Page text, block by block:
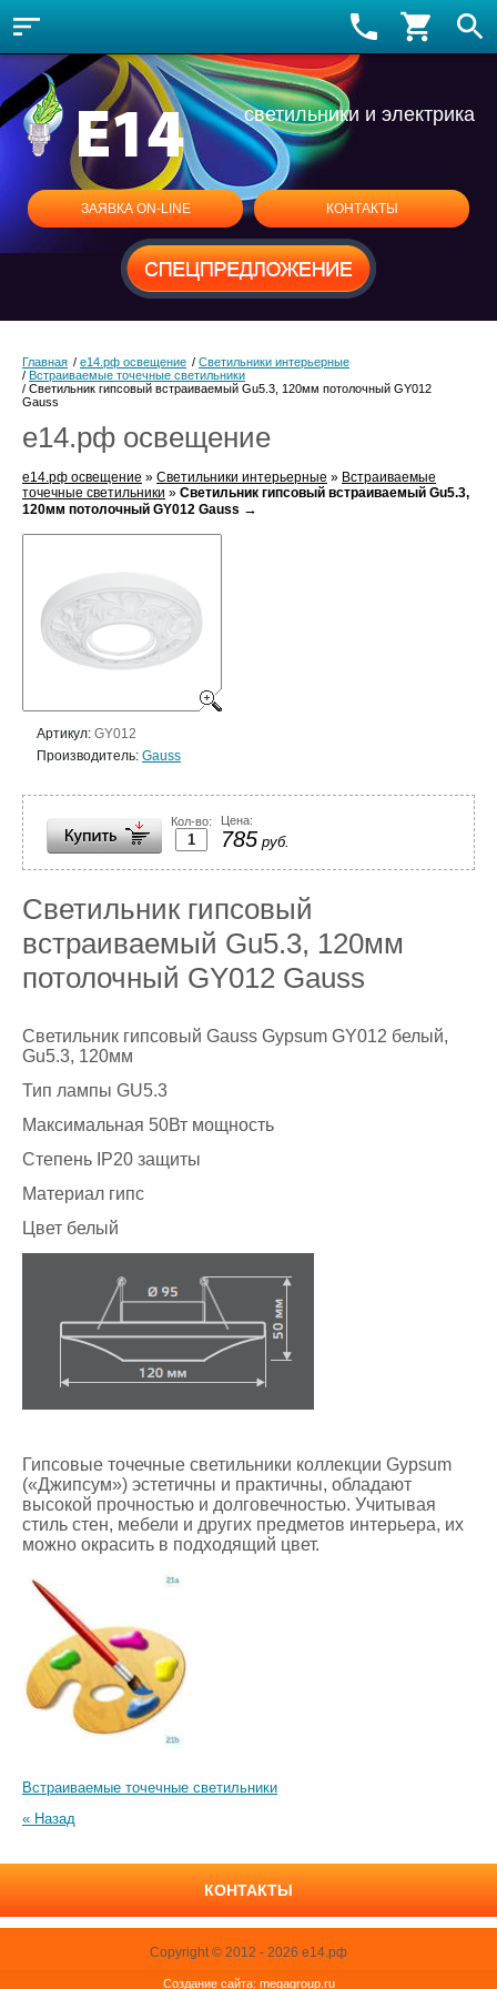
светильники и электрика
ЗАЯВКА ON-LINE КОНТАКТЫ
Главная / е14.рф освещение / Светильники интерьерные
/ Встраиваемые точечные светильники
/ Светильник гипсовый встраиваемый Gu5.3, 120мм потолочный GY012
Gauss
е14.рф освещение
е14.рф освещение » Светильники интерьерные » Встраиваемые
точечные светильники » Светильник гипсовый встраиваемый Gu5.3,
120мм потолочный GY012 Gauss →
Артикул: GY012
Производитель: Gauss
Кол-во: Цена:
785 руб.
Светильник гипсовый
встраиваемый Gu5.3, 120мм
потолочный GY012 Gauss
Светильник гипсовый Gauss Gypsum GY012 белый,
Gu5.3, 120мм
Тип лампы GU5.3
Максимальная 50Вт мощность
Степень IP20 защиты
Материал гипс
Цвет белый
Гипсовые точечные светильники коллекции Gypsum
(«Джипсум») эстетичны и практичны, обладают
высокой прочностью и долговечностью. Учитывая
стиль стен, мебели и других предметов интерьера, их
можно окрасить в подходящий цвет.
Встраиваемые точечные светильники
« Назад
КОНТАКТЫ
Copyright © 2012 - 2026 е14.рф
Создание сайта: megagroup.ru